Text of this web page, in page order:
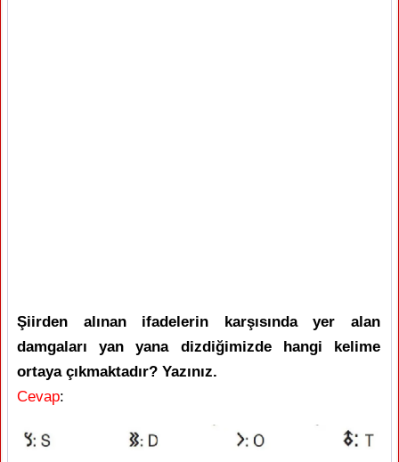
Şiirden alınan ifadelerin karşısında yer alan
damgaları yan yana dizdiğimizde hangi kelime
ortaya çıkmaktadır? Yazınız.
Cevap: